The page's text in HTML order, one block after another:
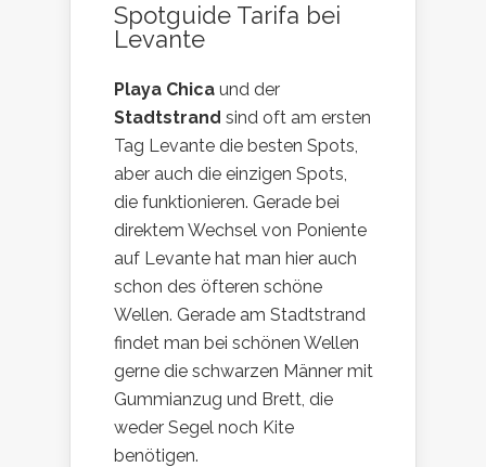
Spotguide Tarifa bei
Levante
Playa Chica und der
Stadtstrand sind oft am ersten
Tag Levante die besten Spots,
aber auch die einzigen Spots,
die funktionieren. Gerade bei
direktem Wechsel von Poniente
auf Levante hat man hier auch
schon des öfteren schöne
Wellen. Gerade am Stadtstrand
findet man bei schönen Wellen
gerne die schwarzen Männer mit
Gummianzug und Brett, die
weder Segel noch Kite
benötigen.